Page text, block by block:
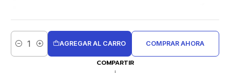
Cantidad
AGREGAR AL CARRO COMPRAR AHORA
COMPARTIR